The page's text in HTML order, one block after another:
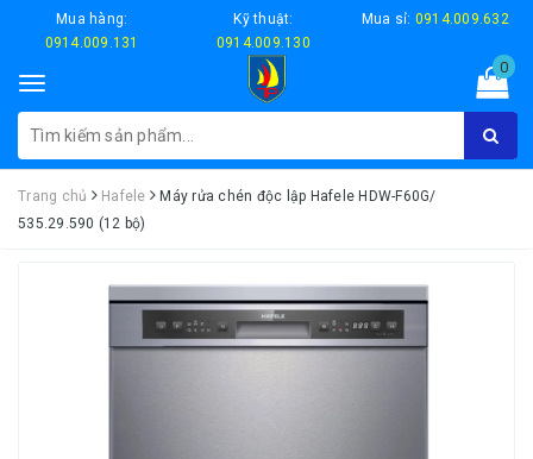
Mua hàng:
0914.009.131
Kỹ thuật:
0914.009.130
Mua sỉ: 0914.009.632
Toggle
navigation
0
Trang chủ Hafele
Máy rửa chén độc lập Hafele HDW-F60G/
535.29.590 (12 bộ)